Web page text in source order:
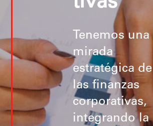
Tenemos una
mirada
estratégica de
las finanzas
corporativas,
integrando la